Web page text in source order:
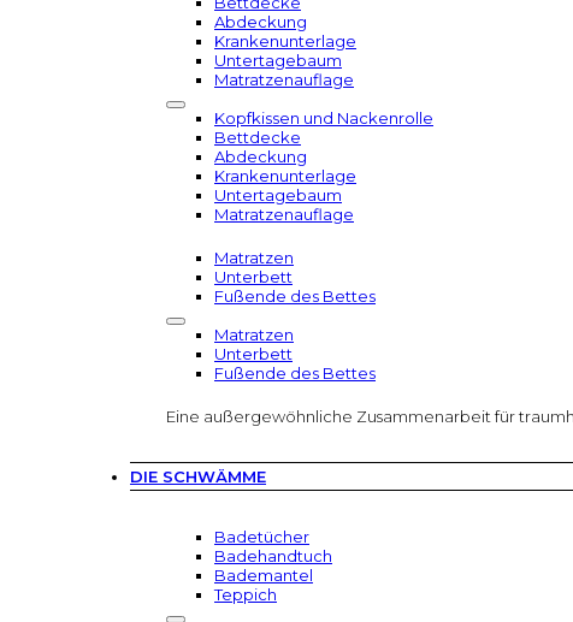
Abdeckung
Krankenunterlage
Untertagebaum
Matratzenauflage
Kopfkissen und Nackenrolle
Bettdecke
Abdeckung
Krankenunterlage
Untertagebaum
Matratzenauflage
Matratzen
Unterbett
Fußende des Bettes
Matratzen
Unterbett
Fußende des Bettes
Eine außergewöhnliche Zusammenarbeit für
DIE SCHWÄMME
Badetücher
Badehandtuch
Bademantel
Teppich